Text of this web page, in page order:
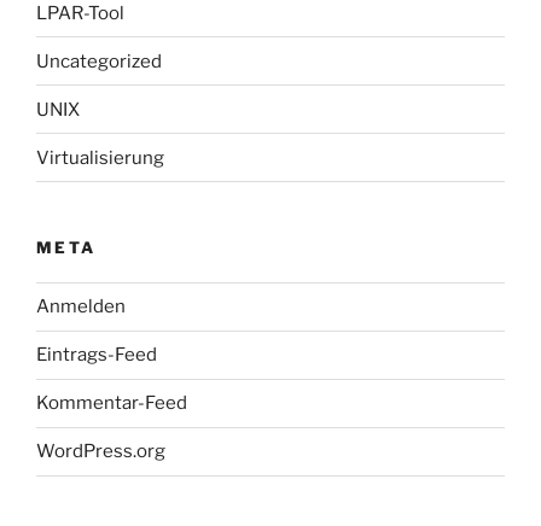
LPAR-Tool
Uncategorized
UNIX
Virtualisierung
META
Anmelden
Eintrags-Feed
Kommentar-Feed
WordPress.org